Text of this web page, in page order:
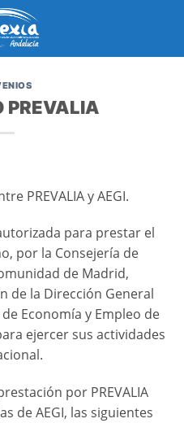
PREVALIA
PREVALIA y AEGI.
para prestar el
por la Consejería de
de Madrid,
de la Dirección General
Economía y Empleo de
ejercer sus actividades
por PREVALIA
de AEGI, las siguientes